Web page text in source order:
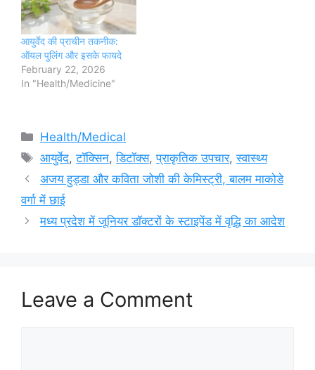
आयुर्वेद की प्राचीन तकनीक:
ऑयल पुलिंग और इसके फायदे
February 22, 2026
In "Health/Medicine"
Categories
Health/Medical
Tags
आयुर्वेद,टॉक्सिन,डिटॉक्स,प्राकृतिक उपचार,स्वास्थ्य
अजय हुड्डा और कविता जोशी की केमिस्ट्री, बालम माकोडे
वर्गा में छाई
मध्य प्रदेश में जूनियर डॉक्टरों के स्टाइपेंड में वृद्धि का आदेश
Leave a Comment